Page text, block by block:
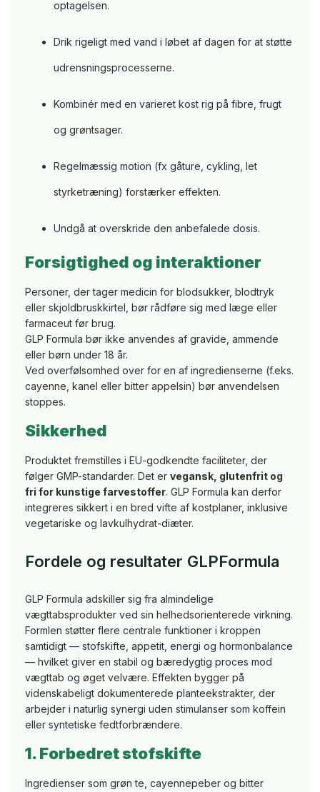
optagelsen.
Drik rigeligt med vand i løbet af dagen for at støtte
udrensningsprocesserne.
Kombinér med en varieret kost rig på fibre, frugt
og grøntsager.
Regelmæssig motion (fx gåture, cykling, let
styrketræning) forstærker effekten.
Undgå at overskride den anbefalede dosis.
Forsigtighed og interaktioner
Personer, der tager medicin for blodsukker, blodtryk
eller skjoldbruskkirtel, bør rådføre sig med læge eller
farmaceut før brug.
GLP Formula bør ikke anvendes af gravide, ammende
eller børn under 18 år.
Ved overfølsomhed over for en af ingredienserne (f.eks.
cayenne, kanel eller bitter appelsin) bør anvendelsen
stoppes.
Sikkerhed
Produktet fremstilles i EU-godkendte faciliteter, der
følger GMP-standarder. Det er vegansk, glutenfrit og
fri for kunstige farvestoffer. GLP Formula kan derfor
integreres sikkert i en bred vifte af kostplaner, inklusive
vegetariske og lavkulhydrat-diæter.
Fordele og resultater GLPFormula
GLP Formula adskiller sig fra almindelige
vægttabsprodukter ved sin helhedsorienterede virkning.
Formlen støtter flere centrale funktioner i kroppen
samtidigt — stofskifte, appetit, energi og hormonbalance
— hvilket giver en stabil og bæredygtig proces mod
vægttab og øget velvære. Effekten bygger på
videnskabeligt dokumenterede planteekstrakter, der
arbejder i naturlig synergi uden stimulanser som koffein
eller syntetiske fedtforbrændere.
1. Forbedret stofskifte
Ingredienser som grøn te, cayennepeber og bitter